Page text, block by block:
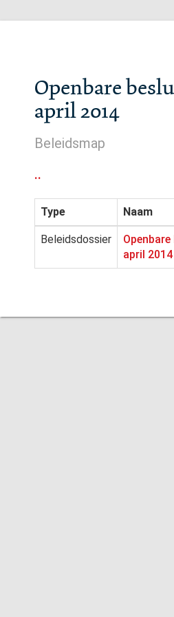
Openbare
april 2014
Beleidsmap
..
Type Naam
Beleidsdossier
april 2014